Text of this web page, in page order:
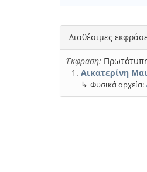
Διαθέσιμες
Έκφραση:
Αικατερίνη
↳ Φυσικά αρχεία: